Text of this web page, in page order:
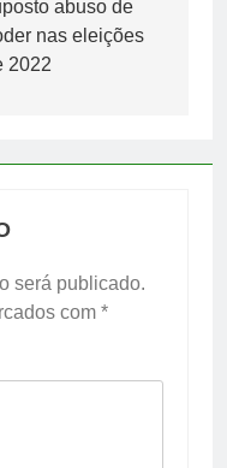
abuso de
nas eleições
2022
será publicado.
com *